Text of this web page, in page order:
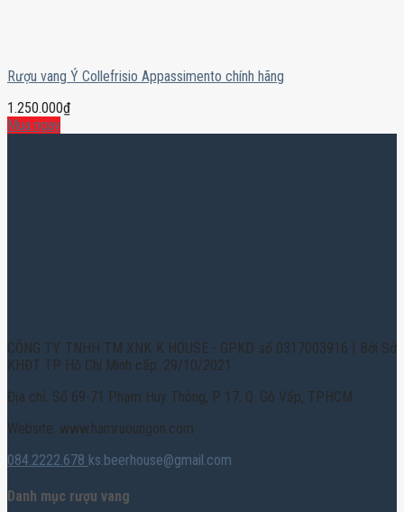
Rượu vang Ý Collefrisio Appassimento chính hãng
1.250.000₫
Mua ngay
CÔNG TY TNHH TM XNK K HOUSE - GPKD số 0317003916 | Bởi Sở
KHĐT TP. Hồ Chí Minh cấp: 29/10/2021
Địa chỉ: Số 69-71 Phạm Huy Thông, P. 17, Q. Gò Vấp, TPHCM
Website: www.hamruoungon.com
084.2222.678 ks.beerhouse@gmail.com
Danh mục rượu vang